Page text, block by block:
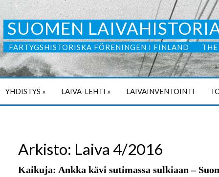
SUOMEN
FARTYGSHISTORISKA FÖRENINGEN I FINLAND
YHDISTYS » LAIVA-LEHTI » LAIVAINVENTOINTI
Arkisto: Laiva 4/2016
Kaikuja: Ankka kävi sutimassa sulkiaan –